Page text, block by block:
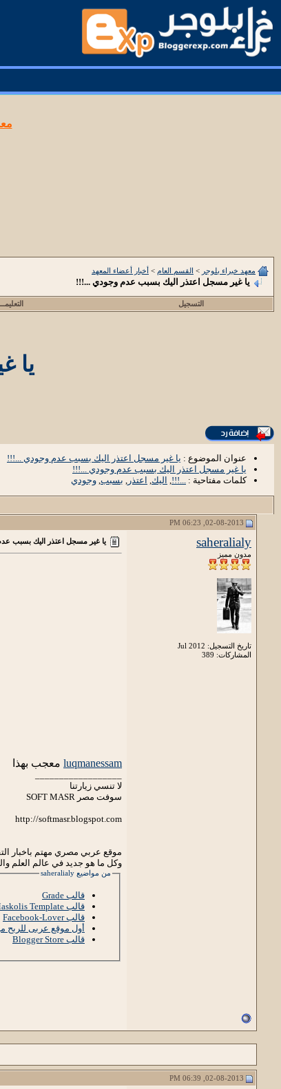
معهد خبراء بلوجر > القسم العام > أخبار أعضاء المعهد
يا غير مسجل اعتذر اليك بسبب عدم وجودي ...!!!
التسجيل
يا
عنوان الموضوع : يا غير مسجل اعتذر اليك بسبب عدم وجودي ...!!!
يا غير مسجل اعتذر اليك بسبب عدم وجودي ...!!!
كلمات مفتاحية : ...!!!
, اليك, اعتذر , بسبب, وجودي
saheralialy
مدون مميز
تاريخ التسجيل: Jul 2012
المشاركات: 389
يا غير مسجل اعتذر اليك بسبب
luqmanessam معجب بهذا
لا تنسي زيارتنا
سوفت مصر SOFT MASR
http://softmasr.blogspot.com
موقع عربي مصري مهتم باخبار
وكل ما هو جديد في عالم العلم
من مواضيع saheralialy
قالب Grade
قالب Maskolis Template الرائع
قالب Facebook-Lover
أول موقع عربى للربح
قالب Blogger Store